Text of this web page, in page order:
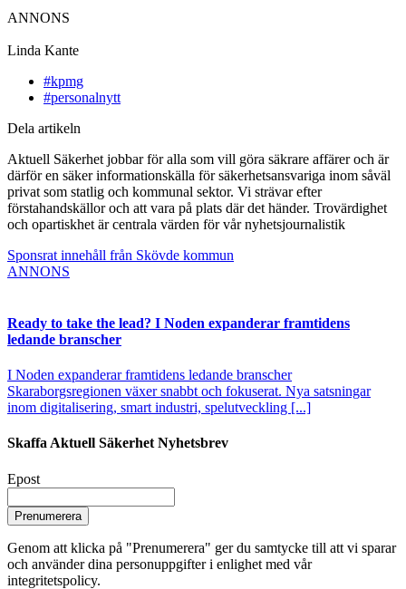
ANNONS
Linda Kante
#kpmg
#personalnytt
Dela artikeln
Aktuell Säkerhet jobbar för alla som vill göra säkrare affärer och är
därför en säker informationskälla för säkerhetsansvariga inom såväl
privat som statlig och kommunal sektor. Vi strävar efter
förstahandskällor och att vara på plats där det händer. Trovärdighet
och opartiskhet är centrala värden för vår nyhetsjournalistik
Sponsrat innehåll från Skövde kommun
ANNONS
Ready to take the lead? I Noden expanderar framtidens
ledande branscher
I Noden expanderar framtidens ledande branscher
Skaraborgsregionen växer snabbt och fokuserat. Nya satsningar
inom digitalisering, smart industri, spelutveckling [...]
Skaffa Aktuell Säkerhet Nyhetsbrev
Epost
Prenumerera
Genom att klicka på "Prenumerera" ger du samtycke till att vi sparar
och använder dina personuppgifter i enlighet med vår
integritetspolicy.